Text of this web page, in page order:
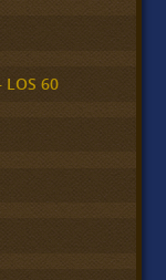
LOS 60